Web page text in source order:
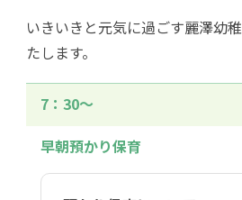
いきいきと元気に過ごす麗澤幼
たします。
7：30〜
早朝預かり保育